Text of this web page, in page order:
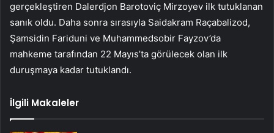
gerçekleştiren Dalerdjon Barotoviç Mirzoyev ilk tutuklanan
sanık oldu. Daha sonra sırasıyla Saidakram Raçabalizod,
Şamsidin Fariduni ve Muhammedsobir Fayzov’da
mahkeme tarafından 22 Mayıs’ta görülecek olan ilk
duruşmaya kadar tutuklandı.
İlgili Makaleler